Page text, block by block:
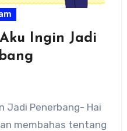
Ingin Jadi
Jadi Penerbang- Hai
membahas tentang